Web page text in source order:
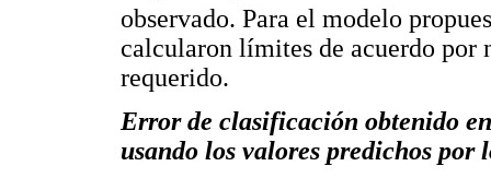
observado. Para el modelo
calcularon límites de acuerdo por
requerido.
Error de clasificación obtenido
usando los valores predichos por